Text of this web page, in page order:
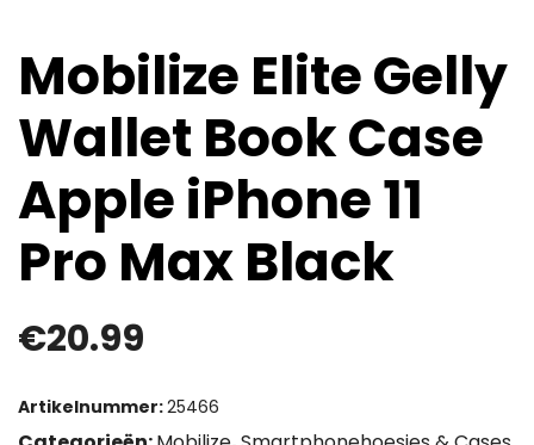
Mobilize Elite Gelly
Wallet Book Case
Apple iPhone 11
Pro Max Black
€20.99
Artikelnummer:25466